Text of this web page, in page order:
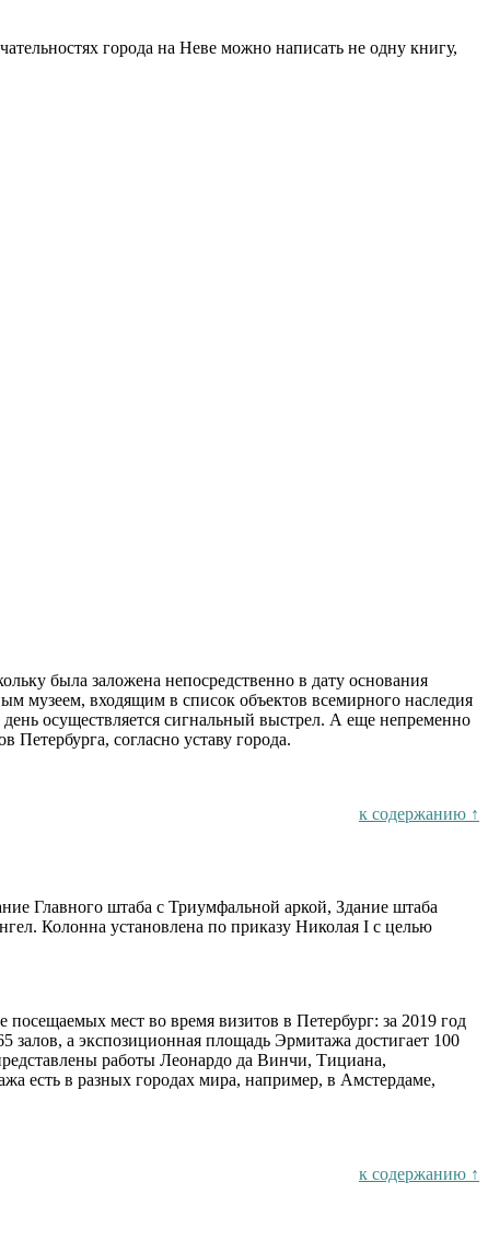
города на Неве можно написать не одну книгу,
была заложена непосредственно в дату основания
музеем, входящим в список объектов всемирного наследия
осуществляется сигнальный выстрел. А еще непременно
согласно уставу города.
к содержанию ↑
Главного штаба с Триумфальной аркой, Здание штаба
Колонна установлена по приказу Николая I с целью
мест во время визитов в Петербург: за 2019 год
а экспозиционная площадь Эрмитажа достигает 100
работы Леонардо да Винчи, Тициана,
есть в разных городах мира, например, в Амстердаме,
к содержанию ↑